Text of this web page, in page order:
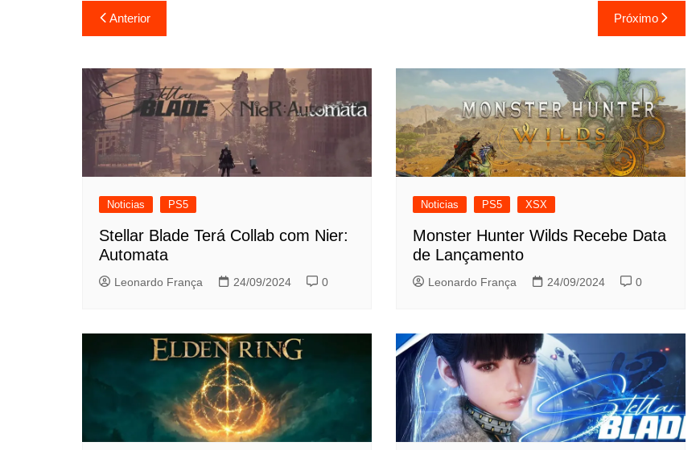
Navegação
de
Post
Anterior Próximo
Noticias PS5
Stellar Blade Terá Collab com Nier:
Automata
Leonardo França 24/09/2024 0
Noticias PS5 XSX
Monster Hunter Wilds Recebe Data
de Lançamento
Leonardo França 24/09/2024 0